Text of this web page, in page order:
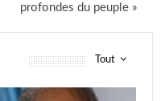
profondes du peuple »
Tout